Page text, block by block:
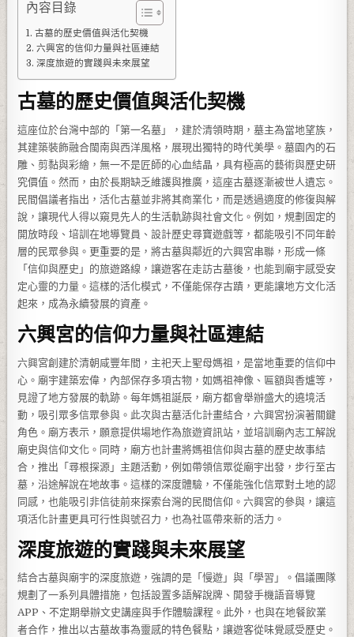
內容目錄
古墓的歷史價值與活化契機
六興宮的信仰力量與社區連結
深度旅遊的實踐與未來展望
古墓的歷史價值與活化契機
這座位於台灣中部的「第一名墓」，建於清領時期，墓主為當地望族，
其建築裝飾融合閩南與西洋風格，展現出獨特的時代美學。墓園內的石
雕、剪黏與彩繪，無一不是匠師的心血結晶，具有極高的藝術與歷史研
究價值。然而，由於長期缺乏維護與推廣，這座古墓逐漸被世人遺忘。
民間倡議者指出，活化古墓並非將其商業化，而是透過適度的修復與解
說，讓現代人得以窺見先人的生活軌跡與社會文化。例如，規劃固定的
開放時段、培訓在地導覽員、設計歷史尋寶遊戲等，都能吸引不同年齡
層的民眾參與。更重要的是，將古墓與鄰近的六興宮串聯，形成一條
「信仰與歷史」的旅遊路線，讓遊客在走訪古墓後，也能到廟宇感受安
定心靈的力量。這樣的活化模式，不僅能保存古蹟，更能讓地方文化活
起來，成為永續發展的資產。
六興宮的信仰力量與社區連結
六興宮創建於清朝咸豐年間，主祀天上聖母媽祖，是當地重要的信仰中
心。廟宇建築宏偉，內部保存多項古物，如媽祖神像、匾額與香爐等，
見證了地方發展的軌跡。每年媽祖誕辰，廟方都會舉辦盛大的遶境活
動，吸引眾多信眾參與。此次與古墓活化計畫結合，六興宮扮演著關鍵
角色。廟方表示，願意提供場地作為旅遊資訊站，並培訓廟內志工解說
廟史與信仰文化。同時，廟方也計畫將媽祖信仰與古墓的歷史故事結
合，推出「尋根探源」主題活動，例如帶領信眾從廟宇出發，步行至古
墓，沿途解說在地故事。這樣的深度體驗，不僅能強化信眾對土地的認
同感，也能吸引非信徒前來探索台灣的民間信仰。六興宮的參與，讓這
項活化計畫更具可行性與號召力，也為社區帶來新的活力。
深度旅遊的實踐與未來展望
結合古墓與廟宇的深度旅遊，強調的是「慢遊」與「學習」。倡議團隊
規劃了一系列具體措施，包括設置多語解說牌、開發手機語音導覽
APP、不定期舉辦文史講座與手作體驗課程。此外，也與在地餐飲業
者合作，推出以古墓故事為靈感的特色餐點，讓遊客從味覺感受歷史。